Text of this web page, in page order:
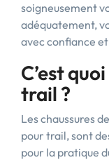
soigneusement
adéquatement,
avec confiance
C’est
trail ?
Les chaussures
pour trail, sont
pour la pratique